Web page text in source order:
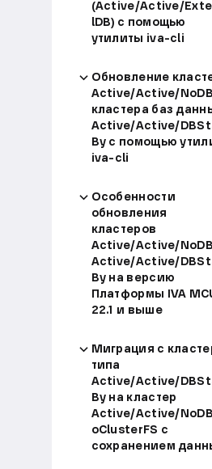
(Active/Active/
lDB) с помощью
утилиты iva-cli
Обновление
Active/Active/
кластера баз
Active/Active/
By с помощью
iva-cli
Особенности
обновления
кластеров
Active/Active/
Active/Active/
By на версию
Платформы IVA
22.1 и выше
Миграция с
типа
Active/Active/
By на кластер
Active/Active/
oClusterFS с
сохранением